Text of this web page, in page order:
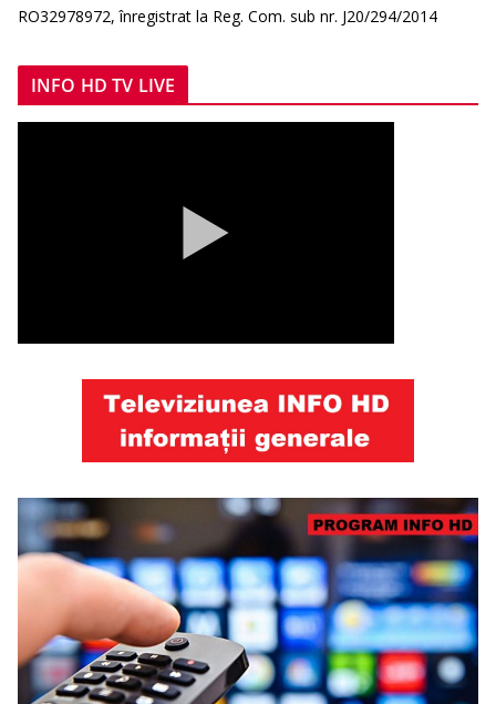
RO32978972, înregistrat la Reg. Com. sub nr. J20/294/2014
INFO HD TV LIVE